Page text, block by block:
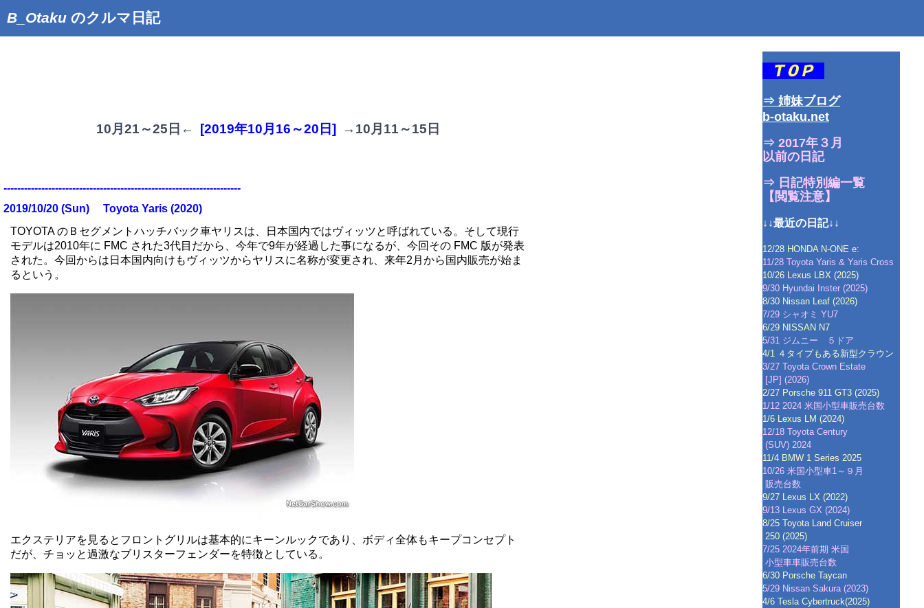
B_Otaku のクルマ日記
10月21～25日← [2019年10月16～20日] →10月11～15日
---------------------------------------------------------------------
2019/10/20 (Sun)
Toyota Yaris (2020)
TOYOTA のＢセグメントハッチバック車ヤリスは、日本国内ではヴィッツと呼ばれている。そして現行
モデルは2010年に FMC された3代目だから、今年で9年が経過した事になるが、今回その FMC 版が発表
された。今回からは日本国内向けもヴィッツからヤリスに名称が変更され、来年2月から国内販売が始ま
るという。
エクステリアを見るとフロントグリルは基本的にキーンルックであり、ボディ全体もキープコンセプト
だが、チョッと過激なブリスターフェンダーを特徴としている。